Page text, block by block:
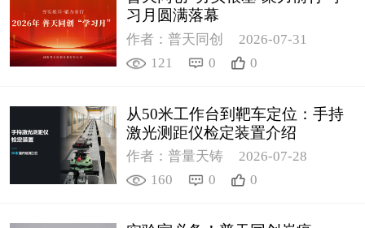
习月圆满落幕
作者：普天同创
2026-07-31
121
0 0
从50米工作台到靶车定位：手持
激光测距仪检定装置介绍
作者：普量天铸
2026-07-28
160
0 0